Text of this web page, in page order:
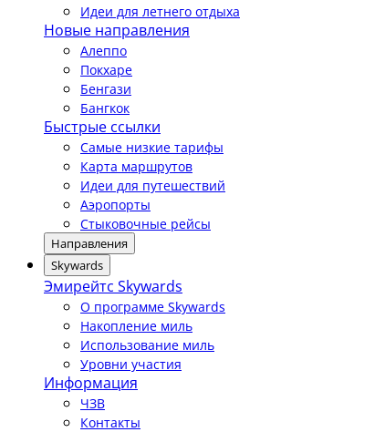
Идеи для летнего отдыха
Новые направления
Алеппо
Покхаре
Бенгази
Бангкок
Быстрые ссылки
Самые низкие тарифы
Карта маршрутов
Идеи для путешествий
Аэропорты
Стыковочные рейсы
Направления
Skywards
Эмирейтс Skywards
О программе Skywards
Накопление миль
Использование миль
Уровни участия
Информация
ЧЗВ
Контакты